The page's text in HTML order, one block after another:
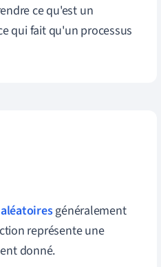
ce qu'est un
qui fait qu'un processus
généralement
représente une
donné.